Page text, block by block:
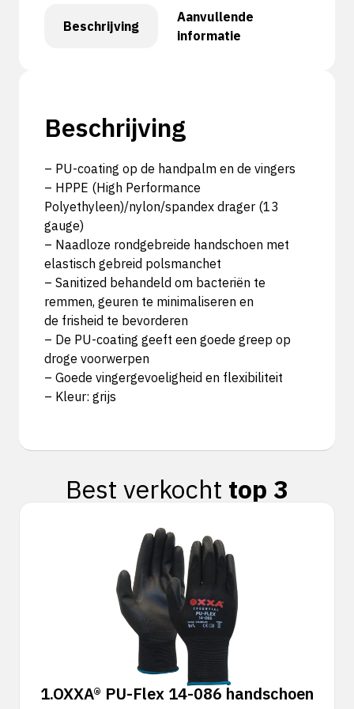
Beschrijving
Aanvullende
informatie
Beschrijving
– PU-coating op de handpalm en de vingers
– HPPE (High Performance
Polyethyleen)/nylon/spandex drager (13
gauge)
– Naadloze rondgebreide handschoen met
elastisch gebreid polsmanchet
– Sanitized behandeld om bacteriën te
remmen, geuren te minimaliseren en
de frisheid te bevorderen
– De PU-coating geeft een goede greep op
droge voorwerpen
– Goede vingergevoeligheid en flexibiliteit
– Kleur: grijs
Best verkocht top 3
1.OXXA® PU-Flex 14-086 handschoen